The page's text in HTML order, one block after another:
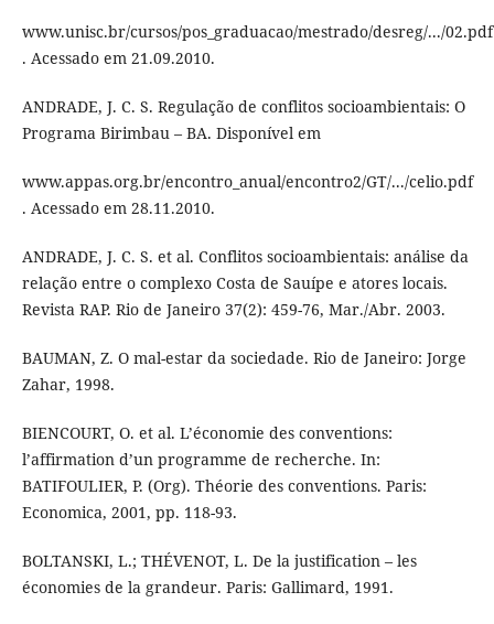
www.unisc.br/cursos/pos_graduacao/mestrado/desreg/.../02.pdf
. Acessado em 21.09.2010.
ANDRADE, J. C. S. Regulação de conflitos socioambientais: O
Programa Birimbau – BA. Disponível em
www.appas.org.br/encontro_anual/encontro2/GT/.../celio.pdf
. Acessado em 28.11.2010.
ANDRADE, J. C. S. et al. Conflitos socioambientais: análise da
relação entre o complexo Costa de Sauípe e atores locais.
Revista RAP. Rio de Janeiro 37(2): 459-76, Mar./Abr. 2003.
BAUMAN, Z. O mal-estar da sociedade. Rio de Janeiro: Jorge
Zahar, 1998.
BIENCOURT, O. et al. L’économie des conventions:
l’affirmation d’un programme de recherche. In:
BATIFOULIER, P. (Org). Théorie des conventions. Paris:
Economica, 2001, pp. 118-93.
BOLTANSKI, L.; THÉVENOT, L. De la justification – les
économies de la grandeur. Paris: Gallimard, 1991.